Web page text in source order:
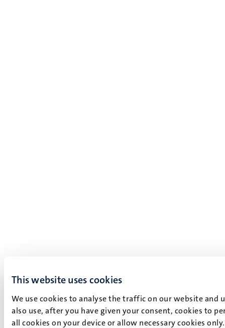
This website uses cookies
We use cookies to analyse the traffic on our website and
also use, after you have given your consent, cookies to
all cookies on your device or allow necessary cookies